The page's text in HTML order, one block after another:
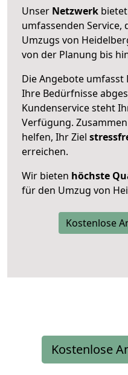
Unser Netzwerk
umfassenden Service,
Umzugs von
von der Planung bis
Die Angebote
Ihre Bedürfnisse
Kundenservice steht
Verfügung.
helfen, Ihr Ziel
erreichen.
Wir bieten höchste
für den Umzug von
Kostenlose
Kostenlose